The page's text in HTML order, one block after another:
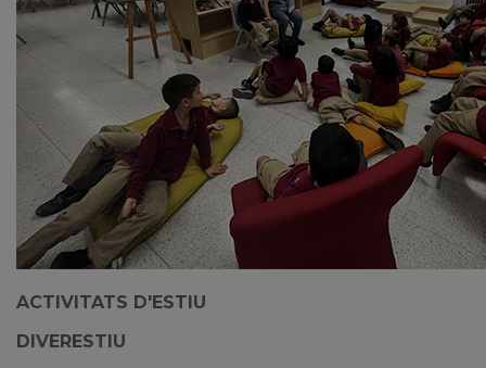
ACTIVITATS D'ESTIU
DIVERESTIU